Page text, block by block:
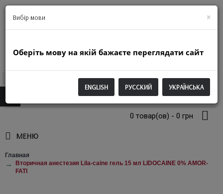
0 товар(ов) - 0 грн
МЕНЮ
Главная
Вторичная анестезия Lila-caine гель 15 мл LIDOCAINE 0% AMOR-
FATI
Вибір мови ×
Оберіть мову на якій бажаєте переглядати сайт
ENGLISH РУССКИЙ УКРАЇНСЬКА